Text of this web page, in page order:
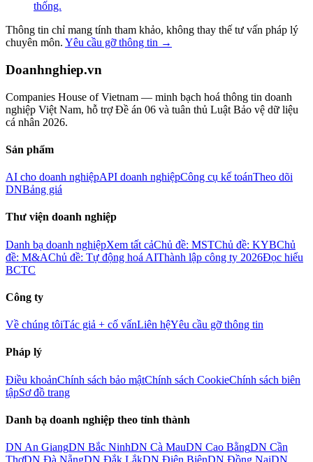
thống.
Thông tin chỉ mang tính tham khảo, không thay thế tư vấn pháp lý
chuyên môn. Yêu cầu gỡ thông tin →
Doanhnghiep.vn
Companies House of Vietnam — minh bạch hoá thông tin doanh
nghiệp Việt Nam, hỗ trợ Đề án 06 và tuân thủ Luật Bảo vệ dữ liệu
cá nhân 2026.
Sản phẩm
AI cho doanh nghiệpAPI doanh nghiệpCông cụ kế toánTheo dõi
DNBảng giá
Thư viện doanh nghiệp
Danh bạ doanh nghiệpXem tất cảChủ đề: MSTChủ đề: KYBChủ
đề: M&AChủ đề: Tự động hoá AIThành lập công ty 2026Đọc hiểu
BCTC
Công ty
Về chúng tôiTác giả + cố vấnLiên hệYêu cầu gỡ thông tin
Pháp lý
Điều khoảnChính sách bảo mậtChính sách CookieChính sách biên
tậpSơ đồ trang
Danh bạ doanh nghiệp theo tỉnh thành
DN An GiangDN Bắc NinhDN Cà MauDN Cao BằngDN Cần